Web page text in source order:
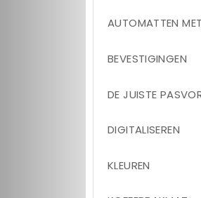
AUTOMATTEN
BEVESTIGINGEN
DE JUISTE
DIGITALISEREN
KLEUREN